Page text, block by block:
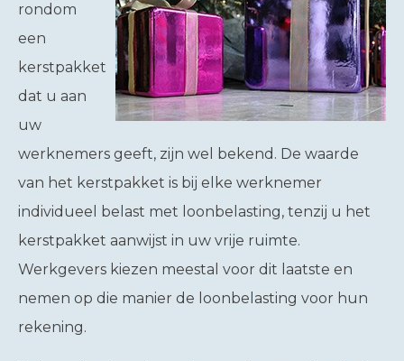
rondom
een
kerstpakket
dat u aan
uw
werknemers geeft, zijn wel bekend. De waarde
van het kerstpakket is bij elke werknemer
individueel belast met loonbelasting, tenzij u het
kerstpakket aanwijst in uw vrije ruimte.
Werkgevers kiezen meestal voor dit laatste en
nemen op die manier de loonbelasting voor hun
rekening.